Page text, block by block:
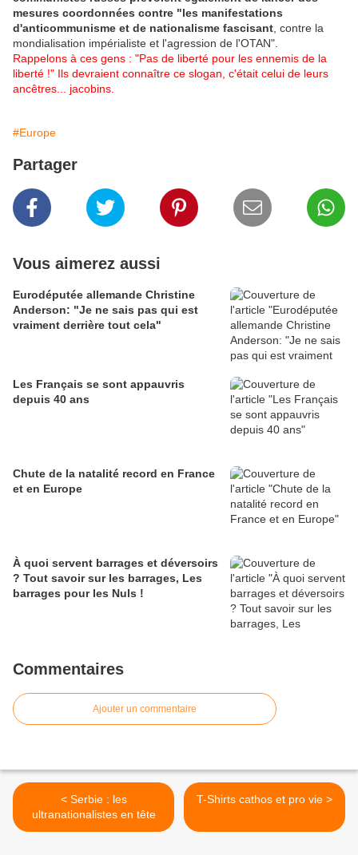
mesures coordonnées contre "les manifestations
d'anticommunisme et de nationalisme fascisant , contre la
mondialisation impérialiste et l'agression de l'OTAN".
Rappelons à ces gens : "Pas de liberté pour les ennemis de la
liberté !" Ils devraient connaître ce slogan, c'était celui de leurs
ancêtres... jacobins.
#Europe
Partager
Vous aimerez aussi
Eurodéputée allemande Christine
Anderson: "Je ne sais pas qui est
vraiment derrière tout cela"
Les Français se sont appauvris
depuis 40 ans
Chute de la natalité record en France
et en Europe
À quoi servent barrages et déversoirs
? Tout savoir sur les barrages, Les
barrages pour les Nuls !
Commentaires
Ajouter un commentaire
< Serbie : les
ultranationalistes en tête
T-Shirts cathos et pro vie >